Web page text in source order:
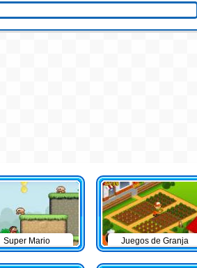
Super Mario Juegos de Granja